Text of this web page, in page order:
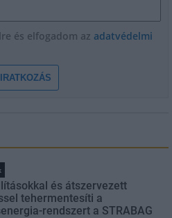
és elfogadom az adatvédelmi
és átszervezett
tehermentesíti a
rendszert a STRABAG